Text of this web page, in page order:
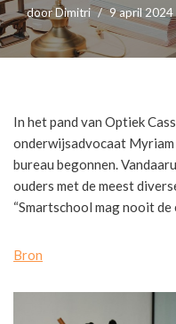
doorDimitri 9 april 2024
In het pand van Optiek
onderwijsadvocaat Myriam
bureau begonnen.
ouders met de meest
“Smartschool mag nooit
Bron